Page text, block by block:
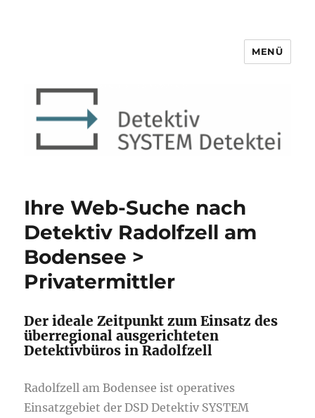
Detektiv SYSTEM Detektei ®
MENÜ
Ihre Web-Suche nach
Detektiv Radolfzell am
Bodensee >
Privatermittler
Der ideale Zeitpunkt zum Einsatz des
überregional ausgerichteten
Detektivbüros in Radolfzell
Radolfzell am Bodensee ist operatives
Einsatzgebiet der DSD Detektiv SYSTEM